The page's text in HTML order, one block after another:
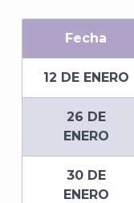
Fecha
12 DE ENERO
26 DE
ENERO
30 DE
ENERO